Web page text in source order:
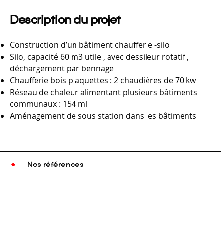
Description du projet
Construction d’un bâtiment chaufferie -silo
Silo, capacité 60 m3 utile , avec dessileur rotatif ,
déchargement par bennage
Chaufferie bois plaquettes : 2 chaudières de 70 kw
Réseau de chaleur alimentant plusieurs bâtiments
communaux : 154 ml
Aménagement de sous station dans les bâtiments
Nos références